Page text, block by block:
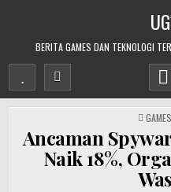
BERITA GAMES DAN TEKNOLOGI
IN
Ancaman
Naik 18%,